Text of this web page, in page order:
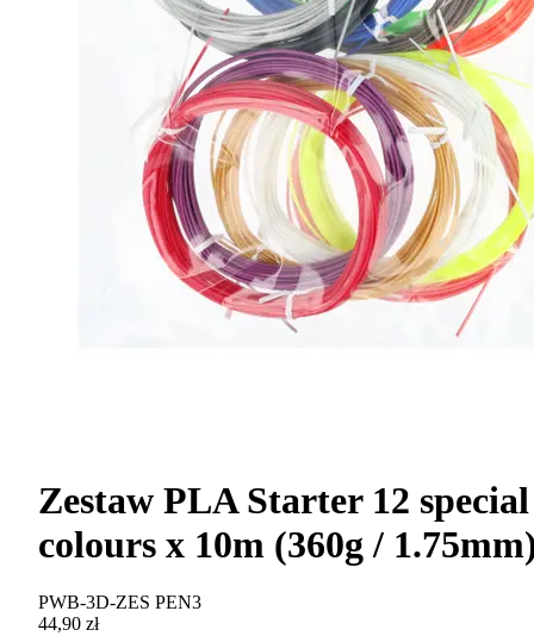
Zestaw PLA Starter 12 special
colours x 10m (360g /
PWB-3D-ZES PEN3
44,90 zł